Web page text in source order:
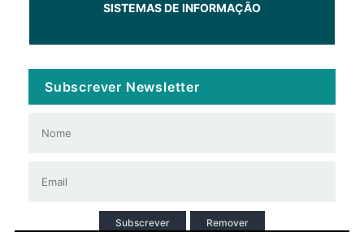
SISTEMAS DE INFORMAÇÃO
Subscrever Newsletter
Subscrever Remover